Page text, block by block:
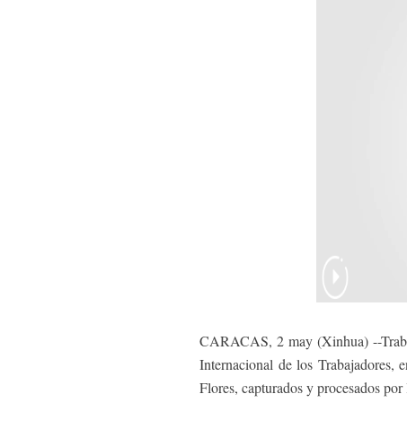
CARACAS, 2 may (Xinhua) --
Internacional de los Trabajadores,
Flores, capturados y procesados